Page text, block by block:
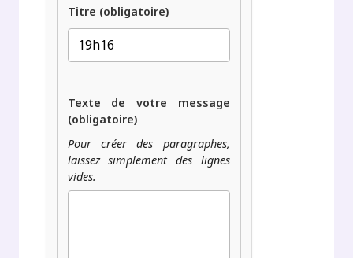
Titre (obligatoire)
Texte de votre message
(obligatoire)
Pour créer des paragraphes,
laissez simplement des lignes
vides.